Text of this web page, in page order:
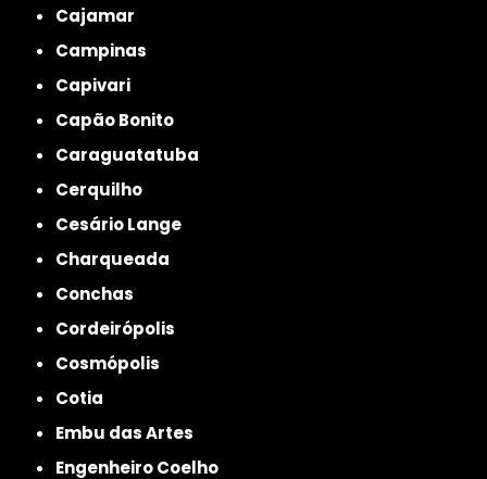
Cajamar
Campinas
Capivari
Capão Bonito
Caraguatatuba
Cerquilho
Cesário Lange
Charqueada
Conchas
Cordeirópolis
Cosmópolis
Cotia
Embu das Artes
Engenheiro Coelho